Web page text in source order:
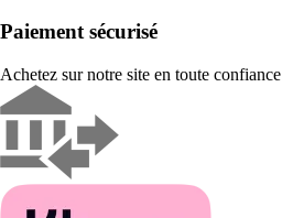
Paiement sécurisé
Achetez sur notre site en toute confiance